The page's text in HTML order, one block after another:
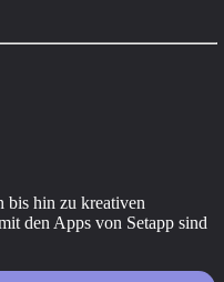
bis hin zu kreativen
den Apps von Setapp sind